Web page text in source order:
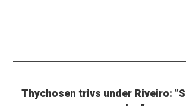
Thychosen trivs under Riveiro: